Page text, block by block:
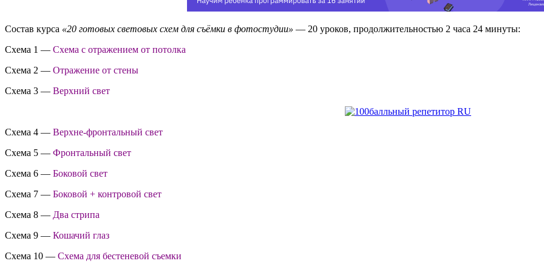
Состав курса «20 готовых световых схем для съёмки в фотостудии» — 20 уроков, продолжительностью 2 часа 24 минуты:
Схема 1 — Схема с отражением от потолка
Схема 2 — Отражение от стены
Схема 3 — Верхний свет
Схема 4 — Верхне-фронтальный свет
Схема 5 — Фронтальный свет
Схема 6 — Боковой свет
Схема 7 — Боковой + контровой свет
Схема 8 — Два стрипа
Схема 9 — Кошачий глаз
Схема 10 — Схема для бестеневой съемки